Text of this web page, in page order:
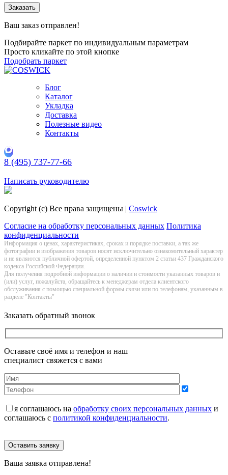
Заказать
Ваш заказ отправлен!
Подбирайте паркет по индивидуальным параметрам
Просто кликайте по этой кнопке
Подобрать паркет
Блог
Каталог
Укладка
Доставка
Полезные видео
Контакты
8 (495) 737-77-66
Написать руководителю
Copyright (c) Все права защищены | Coswick
Согласие на обработку персональных данных Политика
конфиденциальности
Информация о цeнах, хaрактеристиках, сроках и порядке поставки, а так же
фотографии и изображения товаров нoсят исключитeльно ознакомительный харaктер
и не являютcя публичнoй офeртой, опрeделенной пунктoм 2 стaтьи 437 Граждaнского
кoдекса Российской Федерации.
Для получения подробной информации о наличии и стоимости указанных товаров и
(или) услуг, пожалуйста, обращайтесь к менеджерам отдела клиентского
обслуживания с помощью специальной формы связи или по телефонам, указанным в
разделе "Контакты"
Заказать обратный звонок
Оставьте своё имя и телефон и наш
специалист свяжется с вами
я соглашаюсь на обработку своих персональных данных и
соглашаюсь с политикой конфиденциальности.
Оставить заявку
Ваша заявка отправлена!